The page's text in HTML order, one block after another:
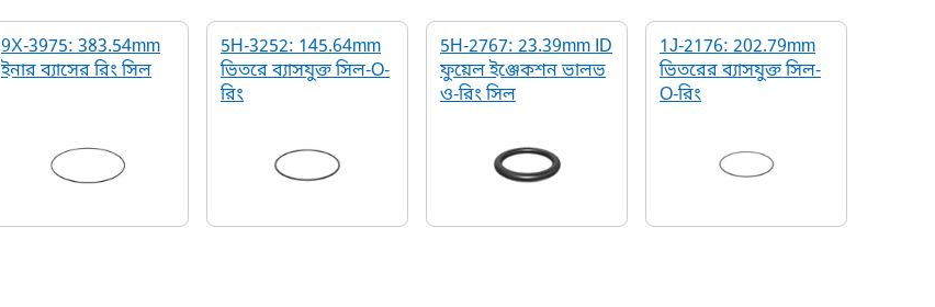
9X-3975: 383.54mm
ইনার ব্যাসের রিং সিল
5H-3252: 145.64mm
ভিতরে ব্যাসযুক্ত সিল-O-
রিং
5H-2767: 23.39mm ID
ফুয়েল ইঞ্জেকশন ভালভ
ও-রিং সিল
1J-2176: 202.79mm
ভিতরের ব্যাসযুক্ত সিল-
O-রিং